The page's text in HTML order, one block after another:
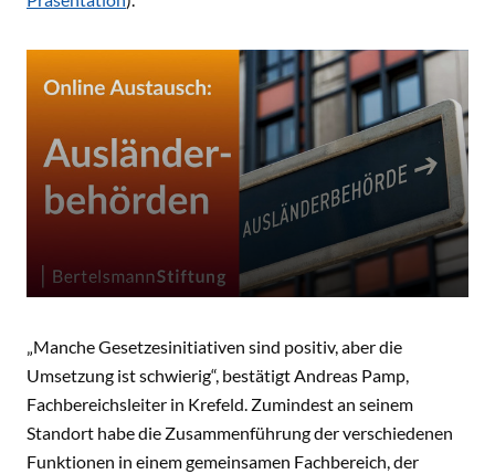
„Manche Gesetzesinitiativen sind positiv, aber die
Umsetzung ist schwierig“, bestätigt Andreas Pamp,
Fachbereichsleiter in Krefeld. Zumindest an seinem
Standort habe die Zusammenführung der verschiedenen
Funktionen in einem gemeinsamen Fachbereich, der